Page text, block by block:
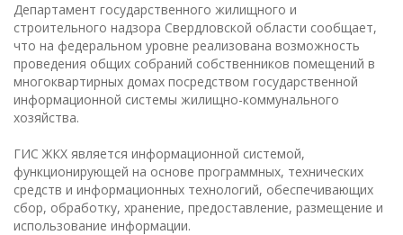
Департамент государственного жилищного и
строительного надзора Свердловской области сообщает,
что на федеральном уровне реализована возможность
проведения общих собраний собственников помещений в
многоквартирных домах посредством государственной
информационной системы жилищно-коммунального
хозяйства.
ГИС ЖКХ является информационной системой,
функционирующей на основе программных, технических
средств и информационных технологий, обеспечивающих
сбор, обработку, хранение, предоставление, размещение и
использование информации.